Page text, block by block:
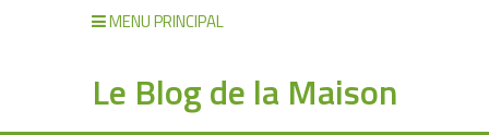
MENU PRINCIPAL
Le Blog de la Maison